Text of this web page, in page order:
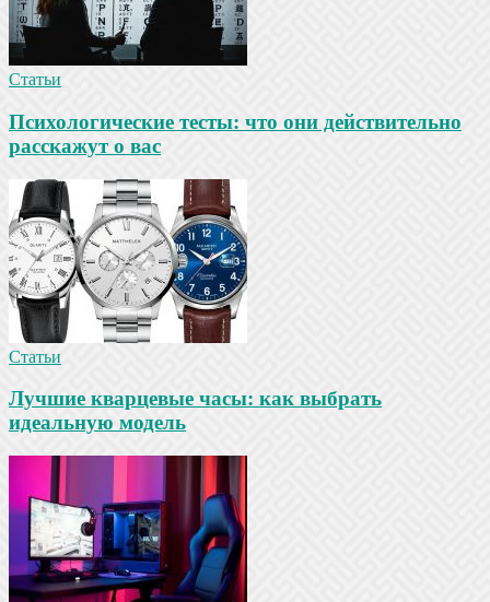
Статьи
Психологические тесты: что они действительно
расскажут о вас
Статьи
Лучшие кварцевые часы: как выбрать
идеальную модель